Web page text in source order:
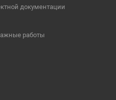
документации
работы